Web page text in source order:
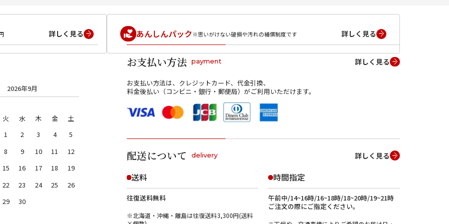
詳しく見る あんしんパック※思いがけない破損や汚れの補償制度です 詳しく見る
2026年9月
火 水 木 金
土
1
2 3 4
5
8
9 10 11
12
15
16 17 18
19
22
23 24 25
26
29
30
お支払い方法 payment 詳しく見る
お支払い方法は、クレジットカード、代金引換、
料金後払い（コンビニ・銀行・郵便局）がご利用いただけます。
配送について delivery 詳しく見る
送料
往復送料無料
※北海道・沖縄・離島は往復送料3,300円(送料
時間指定
午前中/14~16時/16~18時/18~20時/19~21時
ご注文の際にご指定ください。